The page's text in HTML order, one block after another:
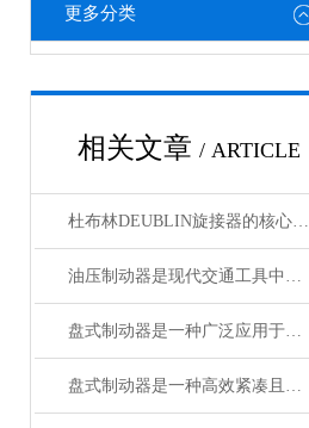
更多分类
相关文章 / ARTICLE
杜布林DEUBLIN旋接器的核心在于转子与外壳之间的相对旋转
油压制动器是现代交通工具中常见的制动系统
盘式制动器是一种广泛应用于各类车辆和机械设备的制动系统
盘式制动器是一种高效紧凑且散热性能好的制动系统